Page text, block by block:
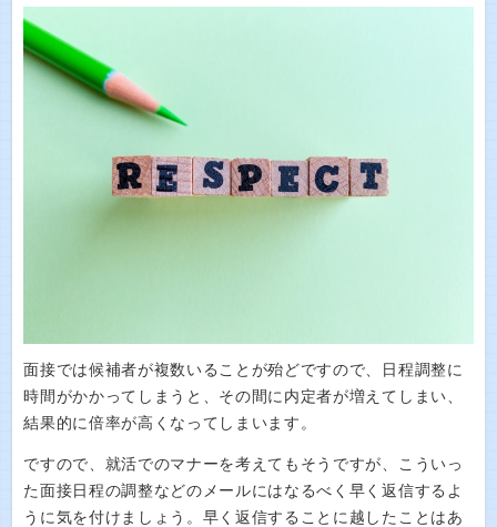
面接では候補者が複数いることが殆どですので、日程調整に
時間がかかってしまうと、その間に内定者が増えてしまい、
結果的に倍率が高くなってしまいます。
ですので、就活でのマナーを考えてもそうですが、こういっ
た面接日程の調整などのメールにはなるべく早く返信するよ
うに気を付けましょう。早く返信することに越したことはあ